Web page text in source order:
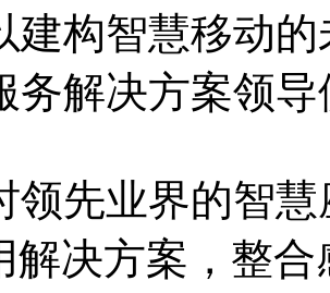
建构智慧移动
务解决方案领
领先业界的智
解决方案，整